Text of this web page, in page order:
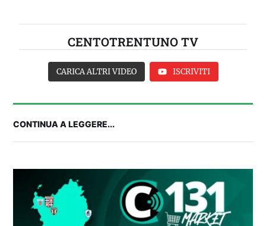
CENTOTRENTUNO TV
Balliana: “Firmare con la Bora è come andare al
Real Madrid. Ora obiettivo Lunigiana”
CARICA ALTRI VIDEO ISCRIVITI
CONTINUA A LEGGERE...